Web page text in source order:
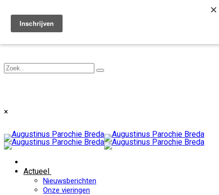
Toggle navigation
×
Actueel
Nieuwsberichten
Onze vieringen